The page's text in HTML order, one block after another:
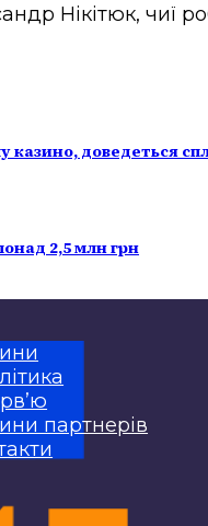
Нікітюк, чиї
казино, доведеться
2,5 млн грн
партнерів